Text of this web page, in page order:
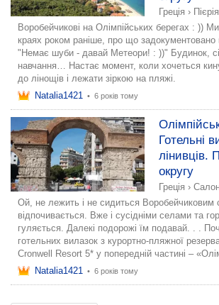
Греція › Пієрія
Воробейчикові на Олімпійських берегах : ))
краях роком раніше, про що задокументовано
"Немає шуби - давай Метеори! : ))" Будинок,
навчання… Настає момент, коли хочеться
до лінощів і лежати зіркою на пляжі.
Natalia1421
• 6 років тому
Готельні
лінивців.
округу
Греція ›
Ой, не лежить і не сидиться Воробейчиковим
відпочивається. Вже і сусідніми селами та
гуляється. Далекі подорожі їм подавай. . . Початок опису
готельних вилазок з курортно-пляжної
Cronwell Resort 5* у попередній частині –
Natalia1421
• 6 років тому